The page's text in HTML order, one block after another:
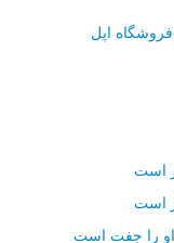
اپل
است
است
را جفت است